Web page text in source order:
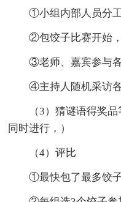
①小组内部人员分
②包饺子比赛开始
③老师、嘉宾参与
④主持人随机采访
（3）猜谜语得奖
同时进行，）
（4）评比
①最快包了最多饺